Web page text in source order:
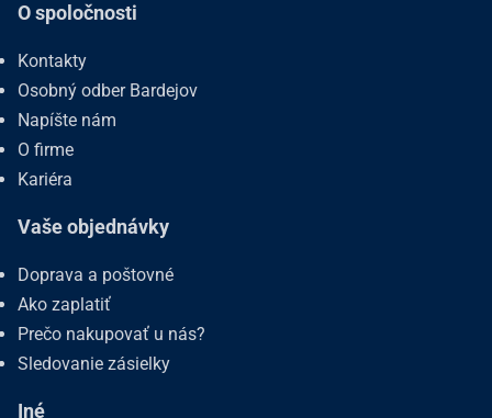
O spoločnosti
Kontakty
Osobný odber Bardejov
Napíšte nám
O firme
Kariéra
Vaše objednávky
Doprava a poštovné
Ako zaplatiť
Prečo nakupovať u nás?
Sledovanie zásielky
Iné